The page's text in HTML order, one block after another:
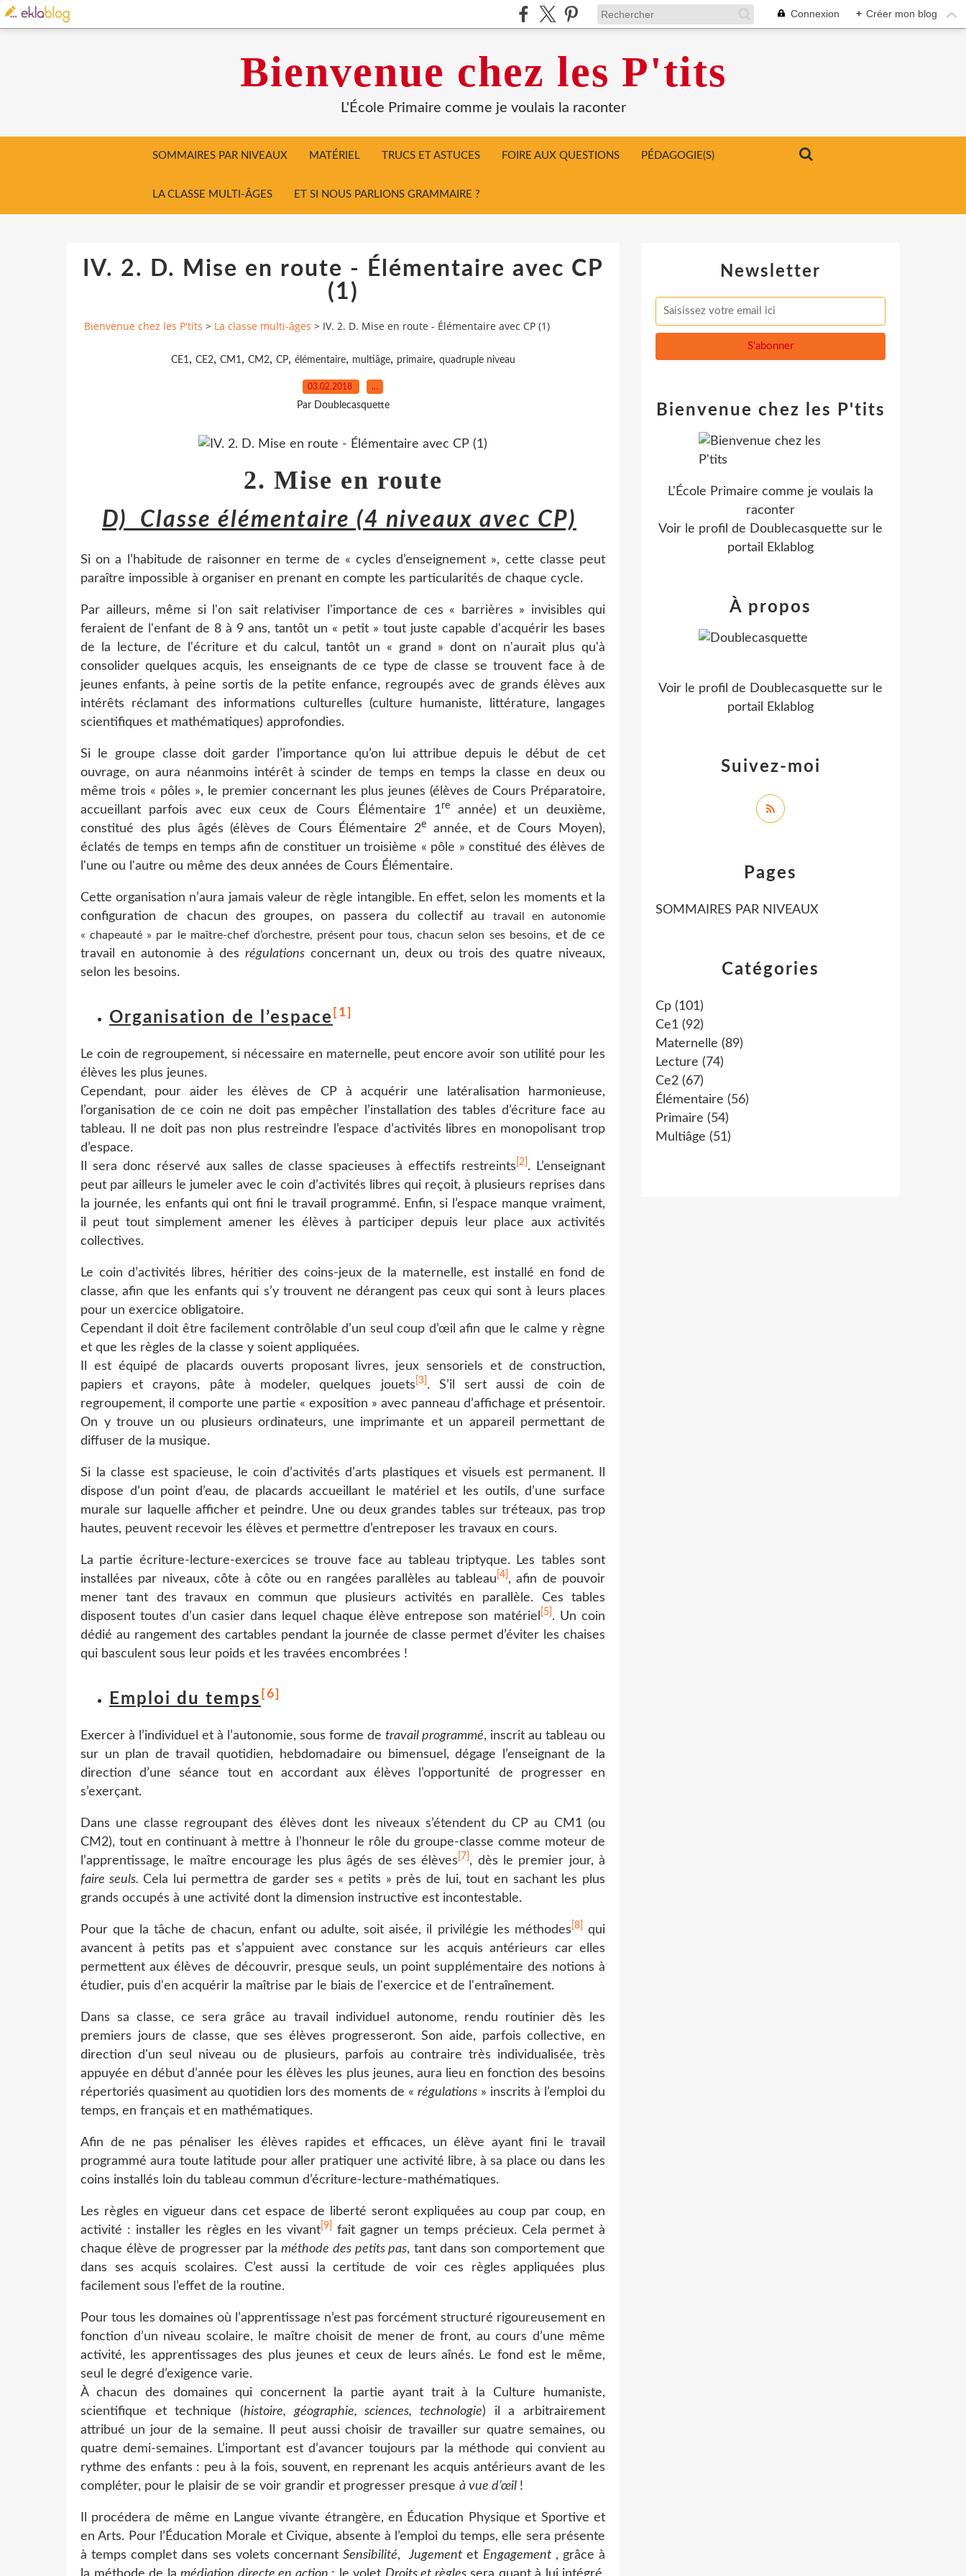
Connexion + Créer mon blog
Bienvenue chez les P'tits
L'École Primaire comme je voulais la raconter
SOMMAIRES PAR NIVEAUX MATÉRIEL TRUCS ET ASTUCES FOIRE AUX QUESTIONS PÉDAGOGIE(S)
LA CLASSE MULTI-ÂGES ET SI NOUS PARLIONS GRAMMAIRE ?
IV. 2. D. Mise en route - Élémentaire avec CP
(1)
Bienvenue chez les P'tits > La classe multi-âges > IV. 2. D. Mise en route - Élémentaire avec CP (1)
CE1 , CE2, CM1 , CM2, CP, élémentaire, multiâge, primaire, quadruple niveau
03.02.2018 …
Par Doublecasquette
2. Mise en route
D) Classe élémentaire (4 niveaux avec CP)
Si on a l’habitude de raisonner en terme de « cycles d’enseignement », cette classe peut
paraître impossible à organiser en prenant en compte les particularités de chaque cycle.
Par ailleurs, même si l'on sait relativiser l'importance de ces « barrières » invisibles qui
feraient de l'enfant de 8 à 9 ans, tantôt un « petit » tout juste capable d'acquérir les bases
de la lecture, de l'écriture et du calcul, tantôt un « grand » dont on n'aurait plus qu'à
consolider quelques acquis, les enseignants de ce type de classe se trouvent face à de
jeunes enfants, à peine sortis de la petite enfance, regroupés avec de grands élèves aux
intérêts réclamant des informations culturelles (culture humaniste, littérature, langages
scientifiques et mathématiques) approfondies.
Si le groupe classe doit garder l’importance qu’on lui attribue depuis le début de cet
ouvrage, on aura néanmoins intérêt à scinder de temps en temps la classe en deux ou
même trois « pôles », le premier concernant les plus jeunes (élèves de Cours Préparatoire,
accueillant parfois avec eux ceux de Cours Élémentaire 1re
année) et un deuxième,
constitué des plus âgés (élèves de Cours Élémentaire 2eannée, et de Cours Moyen),
éclatés de temps en temps afin de constituer un troisième « pôle » constitué des élèves de
l'une ou l'autre ou même des deux années de Cours Élémentaire.
Cette organisation n’aura jamais valeur de règle intangible. En effet, selon les moments et la
configuration de chacun des groupes, on passera du collectif au travail en autonomie
« chapeauté » par le maître-chef d’orchestre, présent pour tous, chacun selon ses besoins, et de ce
travail en autonomie à desrégulations concernant un, deux ou trois des quatre niveaux,
selon les besoins.
Organisation de l’espace [1]
Le coin de regroupement, si nécessaire en maternelle, peut encore avoir son utilité pour les
élèves les plus jeunes.
Cependant, pour aider les élèves de CP à acquérir une latéralisation harmonieuse,
l’organisation de ce coin ne doit pas empêcher l’installation des tables d’écriture face au
tableau. Il ne doit pas non plus restreindre l’espace d’activités libres en monopolisant trop
d’espace.
Il sera donc réservé aux salles de classe spacieuses à effectifs restreints [2] . L’enseignant
peut par ailleurs le jumeler avec le coin d’activités libres qui reçoit, à plusieurs reprises dans
la journée, les enfants qui ont fini le travail programmé. Enfin, si l’espace manque vraiment,
il peut tout simplement amener les élèves à participer depuis leur place aux activités
collectives.
Le coin d’activités libres, héritier des coins-jeux de la maternelle, est installé en fond de
classe, afin que les enfants qui s’y trouvent ne dérangent pas ceux qui sont à leurs places
pour un exercice obligatoire.
Cependant il doit être facilement contrôlable d’un seul coup d’œil afin que le calme y règne
et que les règles de la classe y soient appliquées.
Il est équipé de placards ouverts proposant livres, jeux sensoriels et de construction,
papiers et crayons, pâte à modeler, quelques jouets [3] . S’il sert aussi de coin de
regroupement, il comporte une partie « exposition » avec panneau d’affichage et présentoir.
On y trouve un ou plusieurs ordinateurs, une imprimante et un appareil permettant de
diffuser de la musique.
Si la classe est spacieuse, le coin d’activités d’arts plastiques et visuels est permanent. Il
dispose d’un point d’eau, de placards accueillant le matériel et les outils, d’une surface
murale sur laquelle afficher et peindre. Une ou deux grandes tables sur tréteaux, pas trop
hautes, peuvent recevoir les élèves et permettre d’entreposer les travaux en cours.
La partie écriture-lecture-exercices se trouve face au tableau triptyque. Les tables sont
installées par niveaux, côte à côte ou en rangées parallèles au tableau [4] , afin de pouvoir
mener tant des travaux en commun que plusieurs activités en parallèle. Ces tables
disposent toutes d’un casier dans lequel chaque élève entrepose son matériel
[5] . Un coin
dédié au rangement des cartables pendant la journée de classe permet d’éviter les chaises
qui basculent sous leur poids et les travées encombrées !
Emploi du temps [6]
Exercer à l’individuel et à l’autonomie, sous forme de travail programmé, inscrit au tableau ou
sur un plan de travail quotidien, hebdomadaire ou bimensuel, dégage l’enseignant de la
direction d’une séance tout en accordant aux élèves l’opportunité de progresser en
s’exerçant.
Dans une classe regroupant des élèves dont les niveaux s’étendent du CP au CM1 (ou
CM2), tout en continuant à mettre à l’honneur le rôle du groupe-classe comme moteur de
l’apprentissage, le maître encourage les plus âgés de ses élèves [7] , dès le premier jour, à
faire seuls. Cela lui permettra de garder ses « petits » près de lui, tout en sachant les plus
grands occupés à une activité dont la dimension instructive est incontestable.
Pour que la tâche de chacun, enfant ou adulte, soit aisée, il privilégie les méthodes [8]
qui
avancent à petits pas et s’appuient avec constance sur les acquis antérieurs car elles
permettent aux élèves de découvrir, presque seuls, un point supplémentaire des notions à
étudier, puis d'en acquérir la maîtrise par le biais de l'exercice et de l'entraînement.
Dans sa classe, ce sera grâce au travail individuel autonome, rendu routinier dès les
premiers jours de classe, que ses élèves progresseront. Son aide, parfois collective, en
direction d'un seul niveau ou de plusieurs, parfois au contraire très individualisée, très
appuyée en début d’année pour les élèves les plus jeunes, aura lieu en fonction des besoins
répertoriés quasiment au quotidien lors des moments de « régulations » inscrits à l’emploi du
temps, en français et en mathématiques.
Afin de ne pas pénaliser les élèves rapides et efficaces, un élève ayant fini le travail
programmé aura toute latitude pour aller pratiquer une activité libre, à sa place ou dans les
coins installés loin du tableau commun d’écriture-lecture-mathématiques.
Les règles en vigueur dans cet espace de liberté seront expliquées au coup par coup, en
activité : installer les règles en les vivant[9]
fait gagner un temps précieux. Cela permet à
chaque élève de progresser par laméthode des petits pas, tant dans son comportement que
dans ses acquis scolaires. C’est aussi la certitude de voir ces règles appliquées plus
facilement sous l’effet de la routine.
Pour tous les domaines où l’apprentissage n’est pas forcément structuré rigoureusement en
fonction d’un niveau scolaire, le maître choisit de mener de front, au cours d’une même
activité, les apprentissages des plus jeunes et ceux de leurs aînés. Le fond est le même,
seul le degré d’exigence varie.
À chacun des domaines qui concernent la partie ayant trait à la Culture humaniste,
scientifique et technique (histoire, géographie, sciences, technologie) il a arbitrairement
attribué un jour de la semaine. Il peut aussi choisir de travailler sur quatre semaines, ou
quatre demi-semaines. L’important est d’avancer toujours par la méthode qui convient au
rythme des enfants : peu à la fois, souvent, en reprenant les acquis antérieurs avant de les
compléter, pour le plaisir de se voir grandir et progresser presque à vue d’œil !
Il procédera de même en Langue vivante étrangère, en Éducation Physique et Sportive et
en Arts. Pour l’Éducation Morale et Civique, absente à l’emploi du temps, elle sera présente
à temps complet dans ses volets concernant Sensibilité,Jugement et Engagement, grâce à
Newsletter
Catégories
Cp (101)
Ce1 (92)
Maternelle (89)
Lecture (74)
Ce2 (67)
Élémentaire (56)
Primaire (54)
Multiâge (51)
Pages
SOMMAIRES PAR NIVEAUX
Bienvenue chez les P'tits
L'École Primaire comme je voulais la
raconter
Voir le profil de Doublecasquette sur le
portail Eklablog
Suivez-moi
À propos
Voir le profil de Doublecasquette sur le
portail Eklablog